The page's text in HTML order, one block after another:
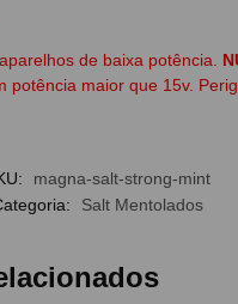
de baixa potência.
potência maior que 15v.
magna-salt-strong-mint
Salt Mentolados